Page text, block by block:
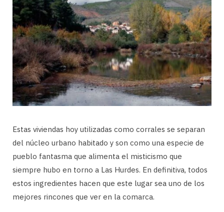
Estas viviendas hoy utilizadas como corrales se separan
del núcleo urbano habitado y son como una especie de
pueblo fantasma que alimenta el misticismo que
siempre hubo en torno a Las Hurdes. En definitiva, todos
estos ingredientes hacen que este lugar sea uno de los
mejores rincones que ver en la comarca.